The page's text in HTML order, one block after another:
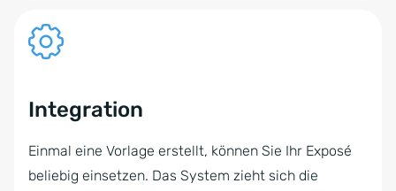
Integration
Einmal eine Vorlage erstellt, können Sie Ihr Exposé
beliebig einsetzen. Das System zieht sich die